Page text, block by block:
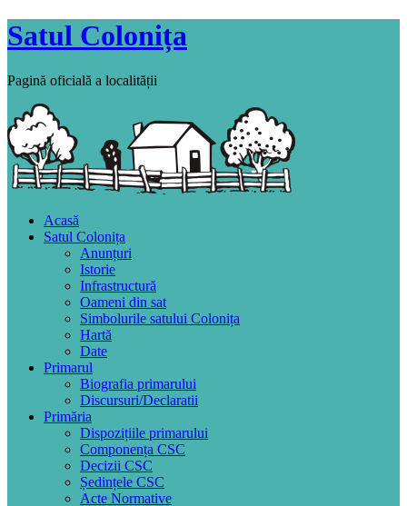
Satul Colonița
Pagină oficială a localității
Acasă
Satul Colonița
Anunțuri
Istorie
Infrastructură
Oameni din sat
Simbolurile satului Colonița
Hartă
Date
Primarul
Biografia primarului
Discursuri/Declaratii
Primăria
Dispozițiile primarului
Componența CSC
Decizii CSC
Ședințele CSC
Acte Normative